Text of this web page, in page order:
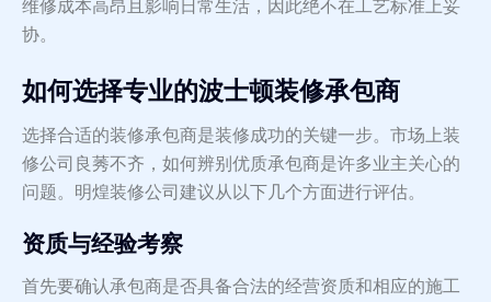
维修成本高昂且影响日常生活，因此绝不在工艺标准上妥
协。
如何选择专业的波士顿装修承包商
选择合适的装修承包商是装修成功的关键一步。市场上装
修公司良莠不齐，如何辨别优质承包商是许多业主关心的
问题。明煌装修公司建议从以下几个方面进行评估。
资质与经验考察
首先要确认承包商是否具备合法的经营资质和相应的施工